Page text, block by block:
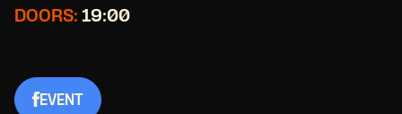
DOORS: 19:00
EVENT